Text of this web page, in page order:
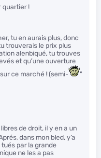
quartier !
tu en aurais plus, donc
trouverais le prix plus
alenbiqué, tu trouves
et qu’une ouverture
ce marché ! (semi-
"
de droit, il y en a un
dans mon bled, y’a
par la grande
ne les a pas